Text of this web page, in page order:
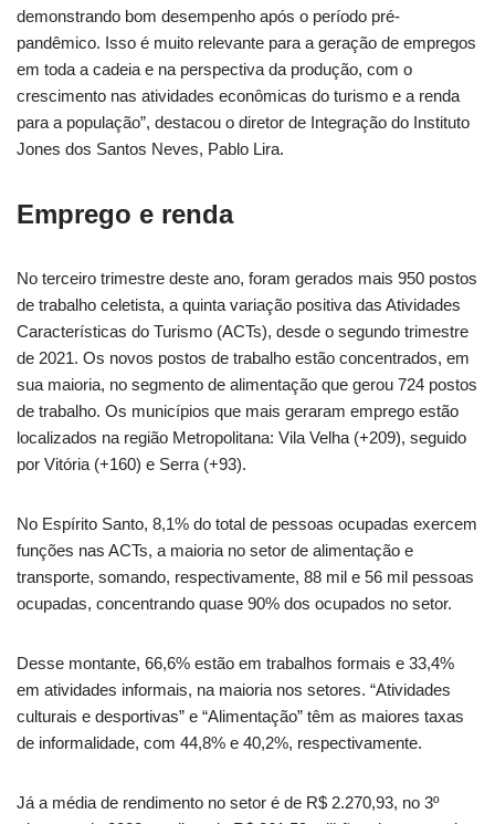
demonstrando bom desempenho após o período pré-
pandêmico. Isso é muito relevante para a geração de empregos
em toda a cadeia e na perspectiva da produção, com o
crescimento nas atividades econômicas do turismo e a renda
para a população”, destacou o diretor de Integração do Instituto
Jones dos Santos Neves, Pablo Lira.
Emprego e renda
No terceiro trimestre deste ano, foram gerados mais 950 postos
de trabalho celetista, a quinta variação positiva das Atividades
Características do Turismo (ACTs), desde o segundo trimestre
de 2021. Os novos postos de trabalho estão concentrados, em
sua maioria, no segmento de alimentação que gerou 724 postos
de trabalho. Os municípios que mais geraram emprego estão
localizados na região Metropolitana: Vila Velha (+209), seguido
por Vitória (+160) e Serra (+93).
No Espírito Santo, 8,1% do total de pessoas ocupadas exercem
funções nas ACTs, a maioria no setor de alimentação e
transporte, somando, respectivamente, 88 mil e 56 mil pessoas
ocupadas, concentrando quase 90% dos ocupados no setor.
Desse montante, 66,6% estão em trabalhos formais e 33,4%
em atividades informais, na maioria nos setores. “Atividades
culturais e desportivas” e “Alimentação” têm as maiores taxas
de informalidade, com 44,8% e 40,2%, respectivamente.
Já a média de rendimento no setor é de R$ 2.270,93, no 3º